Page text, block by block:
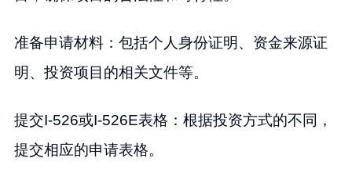
准备申请材料：包括个人身份证明、资金来源证
明、投资项目的相关文件等。
提交I-526或I-526E表格：根据投资方式的不同，
提交相应的申请表格。